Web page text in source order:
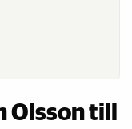
Olsson till